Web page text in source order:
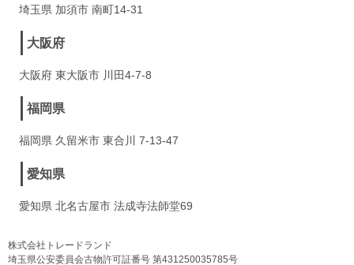
埼玉県 加須市 南町14-31
大阪府
大阪府 東大阪市 川田4-7-8
福岡県
福岡県 久留米市 東合川 7-13-47
愛知県
愛知県 北名古屋市 法成寺法師堂69
株式会社トレードランド
埼玉県公安委員会古物許可証番号 第431250035785号